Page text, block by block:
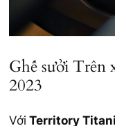
Ghế sưởi Trên
2023
Với Territory